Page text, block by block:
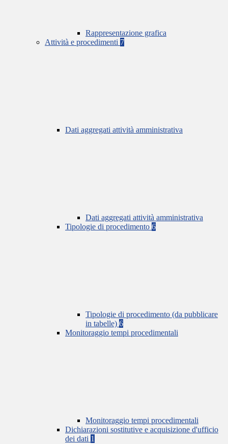
Rappresentazione grafica
Attività e procedimenti 7
Dati aggregati attività amministrativa
Dati aggregati attività amministrativa
Tipologie di procedimento 6
Tipologie di procedimento (da pubblicare
in tabelle) 6
Monitoraggio tempi procedimentali
Monitoraggio tempi procedimentali
Dichiarazioni sostitutive e acquisizione d'ufficio
dei dati 1